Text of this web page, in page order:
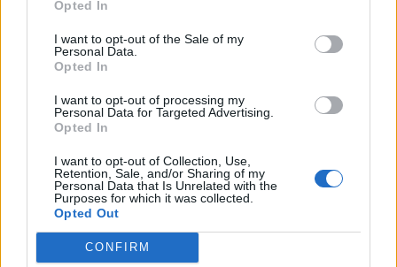
Opted In
I want to opt-out of the Sale of my
Personal Data.
Opted In
I want to opt-out of processing my
Personal Data for Targeted Advertising.
Opted In
I want to opt-out of Collection, Use,
Retention, Sale, and/or Sharing of my
Personal Data that Is Unrelated with the
Purposes for which it was collected.
Opted Out
CONFIRM
09:54
Καταπολέμησης Κουνουπιών 2026–2028
ΒΟΑΚ: Κυκλοφοριακές ρυθμίσεις στην περιοχή της
γέφυρας Ξηροποτάμου
09:47
Τα ισχυρότερα και τα ασθενέστερα διαβατήρια στον
κόσμο το 2026
09:36
Γουδί: Χωρίς τις αισθήσεις της ανασύρθηκε 53χρονη από